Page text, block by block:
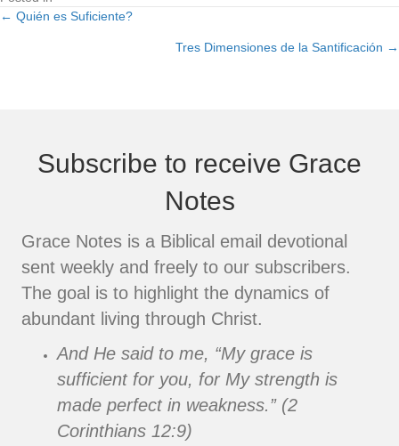
Posts
← Quién es Suficiente?
Tres Dimensiones de la Santificación →
Subscribe to receive Grace
Notes
Grace Notes is a Biblical email devotional
sent weekly and freely to our subscribers.
The goal is to highlight the dynamics of
abundant living through Christ.
And He said to me, “My grace is
sufficient for you, for My strength is
made perfect in weakness.” (2
Corinthians 12:9)